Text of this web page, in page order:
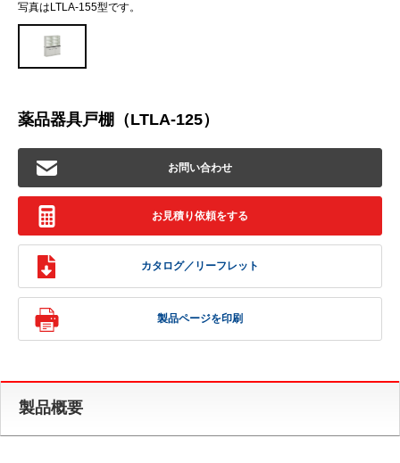
写真はLTLA-155型です。
薬品器具戸棚（LTLA-125）
お問い合わせ
お見積り依頼をする
カタログ／リーフレット
製品ページを印刷
製品概要